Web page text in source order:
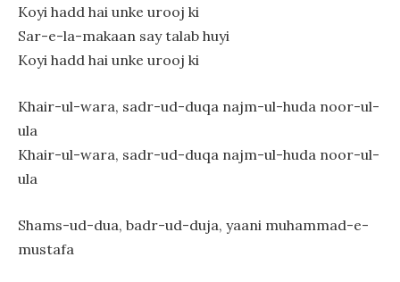
Koyi hadd hai unke urooj ki
Sar-e-la-makaan say talab huyi
Koyi hadd hai unke urooj ki
Khair-ul-wara, sadr-ud-duqa najm-ul-huda noor-ul-
ula
Khair-ul-wara, sadr-ud-duqa najm-ul-huda noor-ul-
ula
Shams-ud-dua, badr-ud-duja, yaani muhammad-e-
mustafa